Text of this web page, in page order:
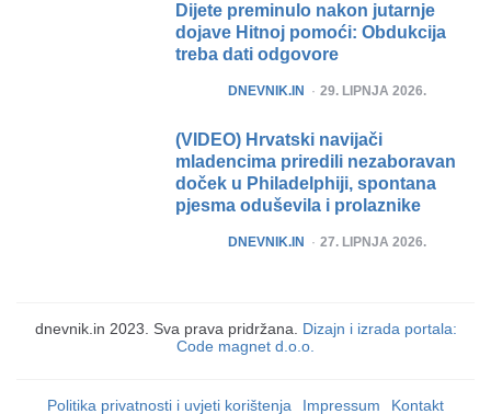
Dijete preminulo nakon jutarnje
dojave Hitnoj pomoći: Obdukcija
treba dati odgovore
POSTED
DNEVNIK.IN 29. LIPNJA 2026.
(VIDEO) Hrvatski navijači
mladencima priredili nezaboravan
doček u Philadelphiji, spontana
pjesma oduševila i prolaznike
POSTED
DNEVNIK.IN 27. LIPNJA 2026.
dnevnik.in 2023. Sva prava pridržana. Dizajn i izrada portala:
Code magnet d.o.o.
Politika privatnosti i uvjeti korištenja Impressum Kontakt